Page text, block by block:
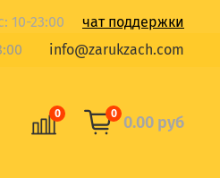
10-23:00
чат поддержки
info@zarukzach.com
0 0 0.00 руб